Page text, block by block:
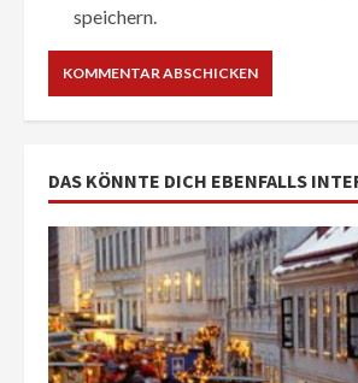
speichern.
DAS KÖNNTE DICH EBENFALLS